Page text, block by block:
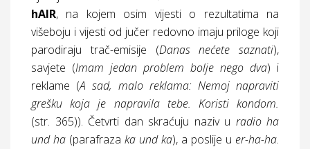
hAIR, na kojem osim vijesti o rezultatima na
višeboju i vijesti od jučer redovno imaju priloge koji
parodiraju trač-emisije (Danas nećete saznati),
savjete (Imam jedan problem bolje nego dva) i
reklame (A sad, malo reklama: Nemoj napraviti
grešku koja je napravila tebe. Koristi kondom.
(str. 365)). Četvrti dan skraćuju naziv u radio ha
und ha (parafraza ka und ka), a poslije u er-ha-ha.